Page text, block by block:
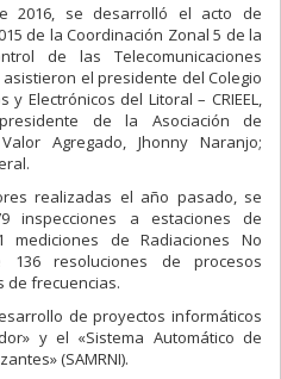
2016, se desarrolló el acto de
de la Coordinación Zonal 5 de la
de las Telecomunicaciones
asistieron el presidente del Colegio
Electrónicos del Litoral – CRIEEL,
de la Asociación de
Agregado, Jhonny Naranjo;
realizadas el año pasado, se
inspecciones a estaciones de
mediciones de Radiaciones No
resoluciones de procesos
de frecuencias.
de proyectos informáticos
y el «Sistema Automático de
(SAMRNI).